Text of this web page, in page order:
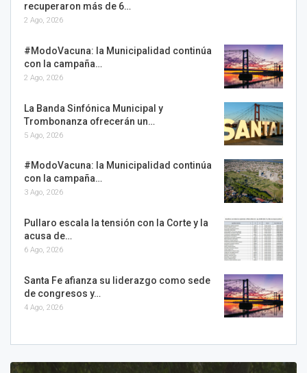
recuperaron más de 6…
2 Ago, 2026
#ModoVacuna: la Municipalidad continúa
con la campaña…
2 Ago, 2026
La Banda Sinfónica Municipal y
Trombonanza ofrecerán un…
5 Ago, 2026
#ModoVacuna: la Municipalidad continúa
con la campaña…
3 Ago, 2026
Pullaro escala la tensión con la Corte y la
acusa de…
6 Ago, 2026
Santa Fe afianza su liderazgo como sede
de congresos y…
4 Ago, 2026